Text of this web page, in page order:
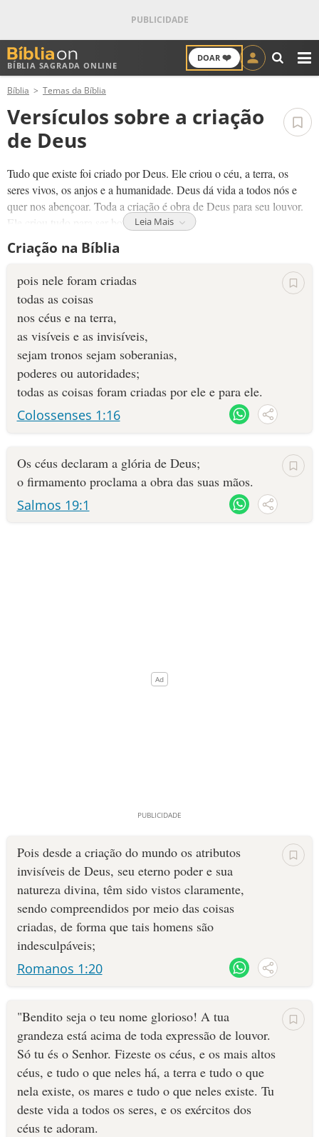
BÍBLIA SAGRADA ONLINE
DOAR ❤️
ANTIGO TESTAMENTO
NOVO TESTAMENTO
VERSÍCULO DO DIA
SALMO DO DIA
DEVOCIONAL DIÁRIO
ESTUDOS BÍBLICOS
ESBOÇOS DE PREGAÇÃO
TEMAS
PERGUNTE À BÍBLIA
Bíblia Temas da Bíblia
Versículos sobre a criação
de Deus
Tudo que existe foi criado por Deus. Ele criou o céu, a terra, os
seres vivos, os anjos e a humanidade. Deus dá vida a todos nós e
quer nos abençoar. Toda a criação é obra de Deus para seu louvor.
Ele criou tudo para ser bom.
Por causa do pecado, a criação ficou manchada. Agora existem
Deus na beleza e no detalhe da criação. Um dia Deus destruirá o
pecado e restaurará toda a criação! Em Jesus somos nova criação.
Leia Mais
Criação na Bíblia
pois nele foram criadas
todas as coisas
nos céus e na terra,
as visíveis e as invisíveis,
sejam tronos sejam soberanias,
poderes ou autoridades;
todas as coisas foram criadas por ele e para ele.
Colossenses 1:16
Os céus declaram a glória de Deus;
o firmamento proclama a obra das suas mãos.
Salmos 19:1
Pois desde a criação do mundo os atributos
invisíveis de Deus, seu eterno poder e sua
natureza divina, têm sido vistos claramente,
sendo compreendidos por meio das coisas
criadas, de forma que tais homens são
indesculpáveis;
Romanos 1:20
"Bendito seja o teu nome glorioso! A tua
grandeza está acima de toda expressão de louvor.
Só tu és o Senhor. Fizeste os céus, e os mais altos
céus, e tudo o que neles há, a terra e tudo o que
nela existe, os mares e tudo o que neles existe. Tu
deste vida a todos os seres, e os exércitos dos
céus te adoram.